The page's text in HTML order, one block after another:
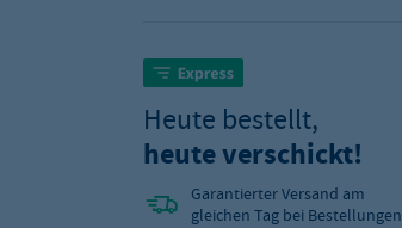
Heute bestellt,
heute verschickt!
Garantierter Versand am
gleichen Tag bei Bestellungen